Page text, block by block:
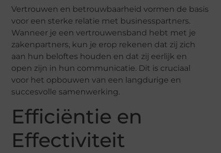
Vertrouwen en betrouwbaarheid vormen de basis
voor een sterke relatie met businesspartners.
Wanneer je een vertrouwensband hebt met je
zakenpartners, kun je erop rekenen dat zij zich
aan hun beloftes houden en dat zij eerlijk en
open zijn in hun communicatie. Dit is cruciaal
voor het opbouwen van een langdurige en
succesvolle samenwerking.
Efficiëntie en
Effectiviteit